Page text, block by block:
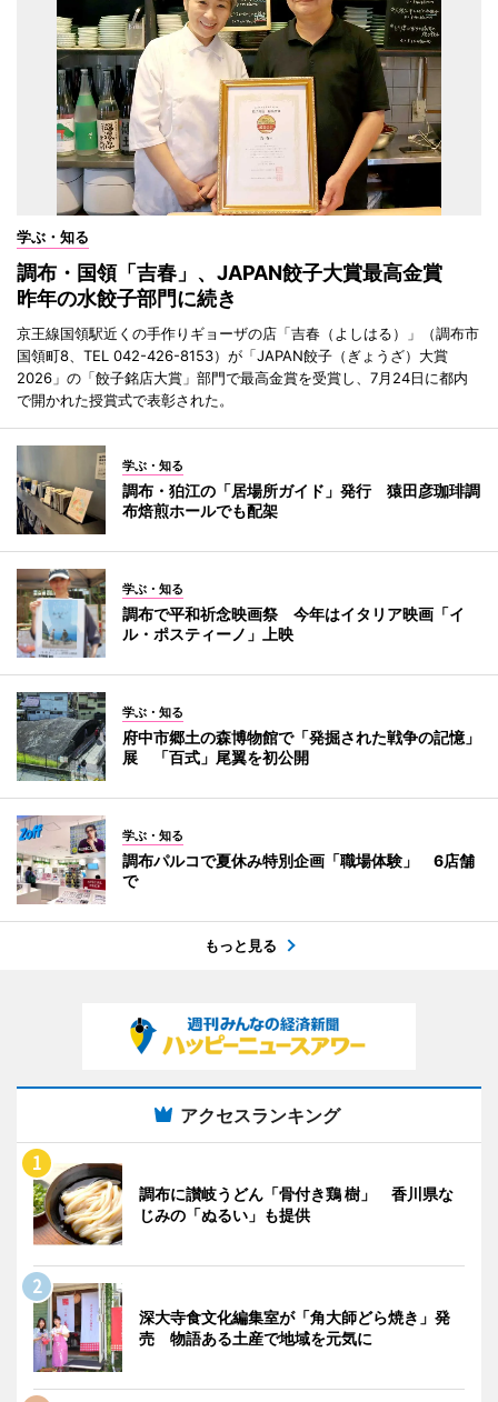
学ぶ・知る
調布・国領「吉春」、JAPAN餃子大賞最高金賞
昨年の水餃子部門に続き
京王線国領駅近くの手作りギョーザの店「吉春（よしはる）」（調布市
国領町8、TEL 042-426-8153）が「JAPAN餃子（ぎょうざ）大賞
2026」の「餃子銘店大賞」部門で最高金賞を受賞し、7月24日に都内
で開かれた授賞式で表彰された。
学ぶ・知る
調布・狛江の「居場所ガイド」発行 猿田彦珈琲調
布焙煎ホールでも配架
学ぶ・知る
調布で平和祈念映画祭 今年はイタリア映画「イ
ル・ポスティーノ」上映
学ぶ・知る
府中市郷土の森博物館で「発掘された戦争の記憶」
展 「百式」尾翼を初公開
学ぶ・知る
調布パルコで夏休み特別企画「職場体験」 6店舗
で
もっと見る
アクセスランキング
調布に讃岐うどん「骨付き鶏 樹」 香川県な
じみの「ぬるい」も提供
深大寺食文化編集室が「角大師どら焼き」発
売 物語ある土産で地域を元気に